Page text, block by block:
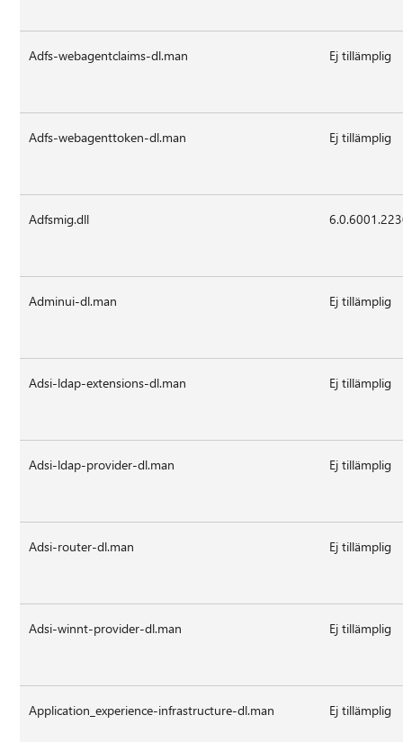
Adfs-webagentclaims-dl.man Ej tillämplig
Adfs-webagenttoken-dl.man Ej tillämplig
Adfsmig.dll
Adminui-dl.man Ej tillämplig
Adsi-ldap-extensions-dl.man Ej tillämplig
Adsi-ldap-provider-dl.man Ej tillämplig
Adsi-router-dl.man Ej tillämplig
Adsi-winnt-provider-dl.man Ej tillämplig
Application_experience-infrastructure-dl.man Ej tillämplig